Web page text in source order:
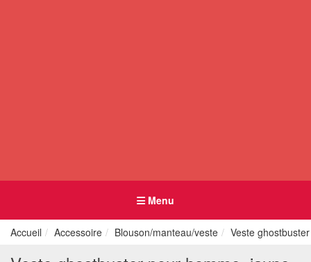
Menu
Accueil Accessoire Blouson/manteau/veste Veste